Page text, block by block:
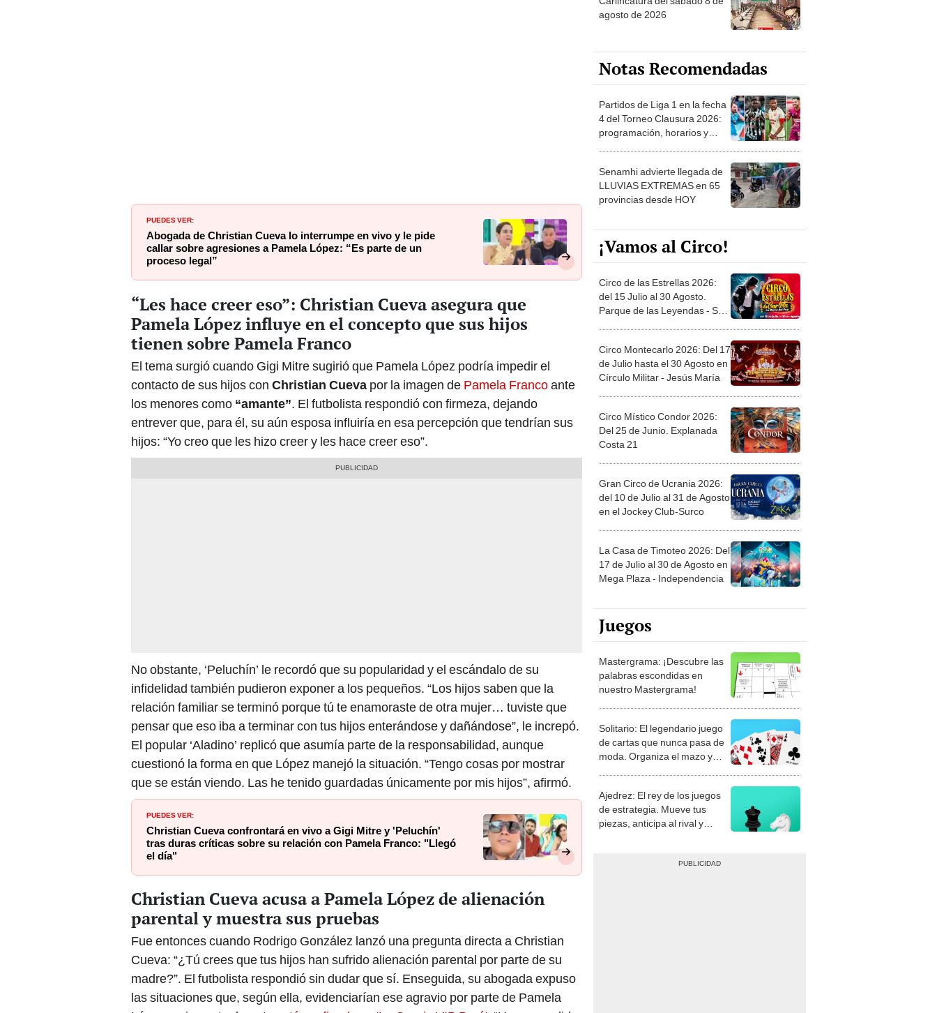
PUEDES VER:
Abogada de Christian Cueva lo interrumpe en vivo y le pide
callar sobre agresiones a Pamela López: “Es parte de un
proceso legal”
“Les hace creer eso”: Christian Cueva asegura que
Pamela López influye en el concepto que sus hijos
tienen sobre Pamela Franco
El tema surgió cuando Gigi Mitre sugirió que Pamela López podría impedir el
contacto de sus hijos con Christian Cueva por la imagen de Pamela Francoante
los menores como “amante”. El futbolista respondió con firmeza, dejando
entrever que, para él, su aún esposa influiría en esa percepción que tendrían sus
hijos: “Yo creo que les hizo creer y les hace creer eso”.
No obstante, ‘Peluchín’ le recordó que su popularidad y el escándalo de su
infidelidad también pudieron exponer a los pequeños. “Los hijos saben que la
relación familiar se terminó porque tú te enamoraste de otra mujer… tuviste que
pensar que eso iba a terminar con tus hijos enterándose y dañándose”, le increpó.
El popular ‘Aladino’ replicó que asumía parte de la responsabilidad, aunque
cuestionó la forma en que López manejó la situación. “Tengo cosas por mostrar
que se están viendo. Las he tenido guardadas únicamente por mis hijos”, afirmó.
PUEDES VER:
Christian Cueva confrontará en vivo a Gigi Mitre y 'Peluchín'
tras duras críticas sobre su relación con Pamela Franco: "Llegó
el día"
Christian Cueva acusa a Pamela López de alienación
parental y muestra sus pruebas
Fue entonces cuando Rodrigo González lanzó una pregunta directa a Christian
Cueva: “¿Tú crees que tus hijos han sufrido alienación parental por parte de su
madre?”. El futbolista respondió sin dudar que sí. Enseguida, su abogada expuso
las situaciones que, según ella, evidenciarían ese agravio por parte de Pamela
agosto de 2026
Notas Recomendadas
Partidos de Liga 1 en la fecha
4 del Torneo Clausura 2026:
programación, horarios y
Senamhi advierte llegada de
LLUVIAS EXTREMAS en 65
provincias desde HOY
¡Vamos al Circo!
Circo de las Estrellas 2026:
del 15 Julio al 30 Agosto.
Parque de las Leyendas - San
Circo Montecarlo 2026: Del 17
de Julio hasta el 30 Agosto en
Círculo Militar - Jesús María
Circo Místico Condor 2026:
Del 25 de Junio. Explanada
Costa 21
Gran Circo de Ucrania 2026:
del 10 de Julio al 31 de Agosto
en el Jockey Club-Surco
La Casa de Timoteo 2026: Del
17 de Julio al 30 de Agosto en
Mega Plaza - Independencia
Juegos
Mastergrama: ¡Descubre las
palabras escondidas en
nuestro Mastergrama!
Solitario: El legendario juego
de cartas que nunca pasa de
moda. Organiza el mazo y
Ajedrez: El rey de los juegos
de estrategia. Mueve tus
piezas, anticipa al rival y